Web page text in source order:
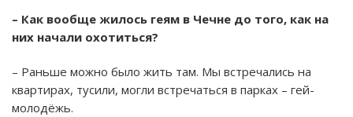
– Как вообще жилось геям в Чечне до того, как на
них начали охотиться?
– Раньше можно было жить там. Мы встречались на
квартирах, тусили, могли встречаться в парках – гей-
молодёжь.